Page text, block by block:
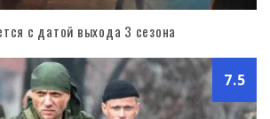
с датой выхода 3 сезона
7.5